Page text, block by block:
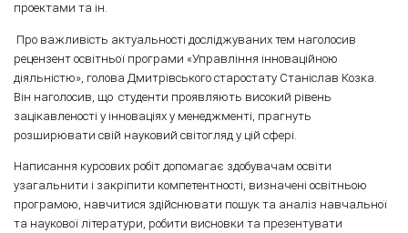
проектами та ін.
Про важливість актуальності досліджуваних тем наголосив
рецензент освітньої програми «Управління інноваційною
діяльністю», голова Дмитрівського старостату Станіслав Козка.
Він наголосив, що студенти проявляють високий рівень
зацікавленості у інноваціях у менеджменті, прагнуть
розширювати свій науковий світогляд у цій сфері.
Написання курсових робіт допомагає здобувачам освіти
узагальнити і закріпити компетентності, визначені освітньою
програмою, навчитися здійснювати пошук та аналіз навчальної
та наукової літератури, робити висновки та презентувати